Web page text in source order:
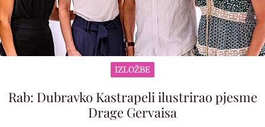
IZLOŽBE
Rab: Dubravko Kastrapeli ilustrirao pjesme
Drage Gervaisa